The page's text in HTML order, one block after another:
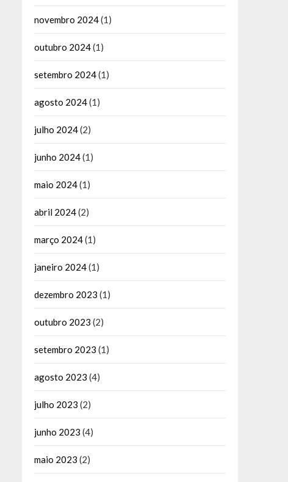
novembro 2024(1)
outubro 2024(1)
setembro 2024(1)
agosto 2024(1)
julho 2024(2)
junho 2024(1)
maio 2024(1)
abril 2024(2)
março 2024(1)
janeiro 2024(1)
dezembro 2023 (1)
outubro 2023 (2)
setembro 2023 (1)
agosto 2023 (4)
julho 2023 (2)
junho 2023 (4)
maio 2023 (2)